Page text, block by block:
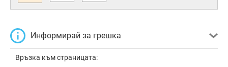
Информирай за грешка
Връзка към страницата: